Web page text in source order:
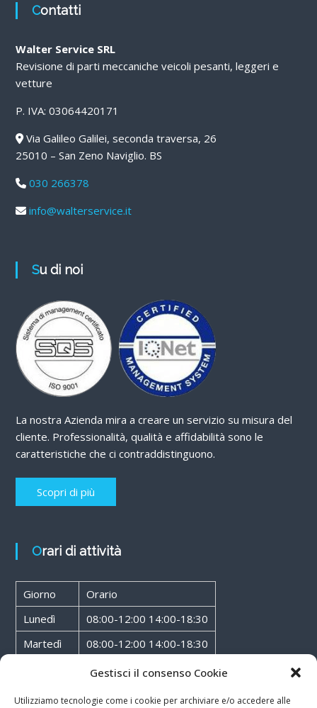
Gestisci il consenso Cookie
Utilizziamo tecnologie come i cookie per archiviare e/o accedere alle
Contatti
Walter Service SRL
Revisione di parti meccaniche veicoli pesanti, leggeri e
vetture
P. IVA: 03064420171
Via Galileo Galilei, seconda traversa, 26
25010 – San Zeno Naviglio. BS
030 266378
info@walterservice.it
Su di noi
La nostra Azienda mira a creare un servizio su misura del
cliente. Professionalità, qualità e affidabilità sono le
caratteristiche che ci contraddistinguono.
Scopri di più
Orari di attività
Giorno
Orario
Lunedì
08:00-12:00 14:00-18:30
Martedì
08:00-12:00 14:00-18:30
08:00-12:00 14:00-18:30
Giovedì
08:00-12:00 14:00-18:30